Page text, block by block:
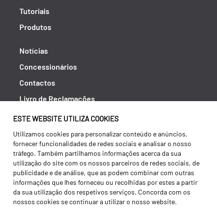
ESTE WEBSITE UTILIZA COOKIES
Utilizamos cookies para personalizar conteúdo e anúncios,
fornecer funcionalidades de redes sociais e analisar o nosso
tráfego. Também partilhamos informações acerca da sua
utilização do site com os nossos parceiros de redes sociais, de
publicidade e de análise, que as podem combinar com outras
informações que lhes forneceu ou recolhidas por estes a partir
da sua utilização dos respetivos serviços. Concorda com os
nossos cookies se continuar a utilizar o nosso website.
Tutoriais
Produtos
Notícias
Concessionários
Contactos
Livro de Reclamações
Política de Privacidade
Canal de Denúncias (RGPC)
Termos e condições